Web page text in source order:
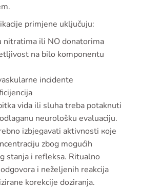
primjene uključuju:
nitratima ili NO donatorima
na bilo komponentu
incidente
vida ili sluha treba potaknuti
neurološku evaluaciju.
izbjegavati aktivnosti које
zbog mogućih
stanja i refleksa. Ritualno
i neželjenih reakcija
korekcije doziranja.